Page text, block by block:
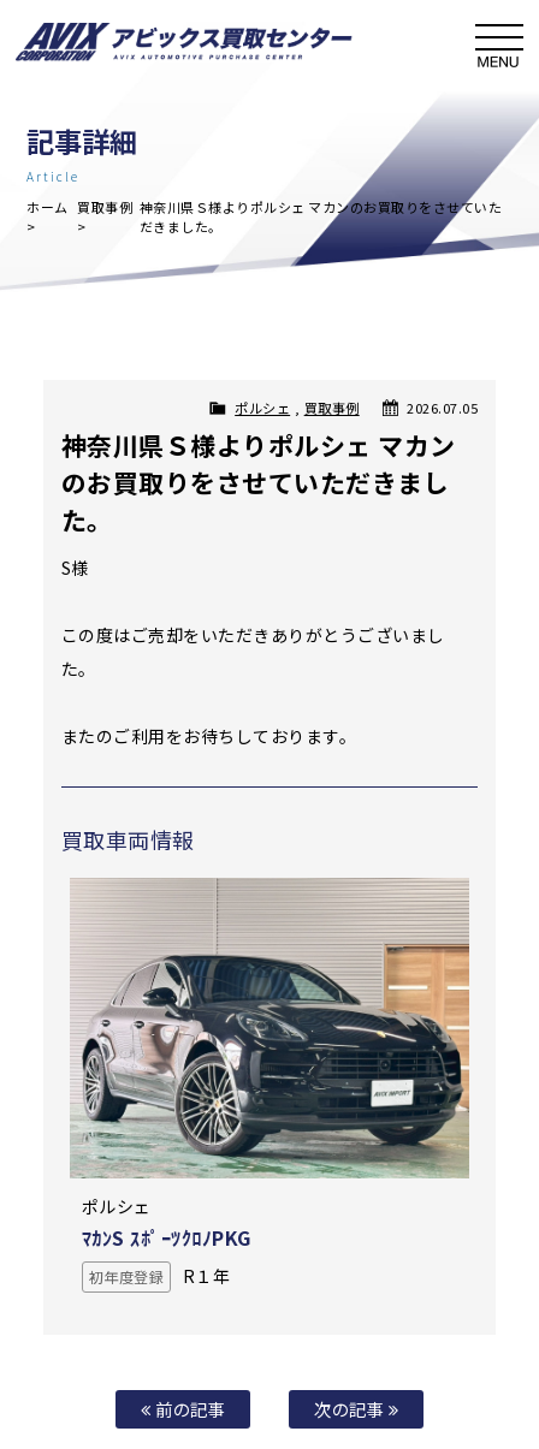
記事詳細
Article
ホーム 買取事例 神奈川県Ｓ様よりポルシェ マカンのお買取りをさせていた
だきました。
2026.07.05
ポルシェ 買取事例
神奈川県Ｓ様よりポルシェ マカン
のお買取りをさせていただきまし
た。
S様
この度はご売却をいただきありがとうございまし
た。
またのご利用をお待ちしております。
買取車両情報
ポルシェ
ﾏｶﾝS ｽﾎﾟｰﾂｸﾛﾉPKG
初年度登録 R１年
前の記事 次の記事